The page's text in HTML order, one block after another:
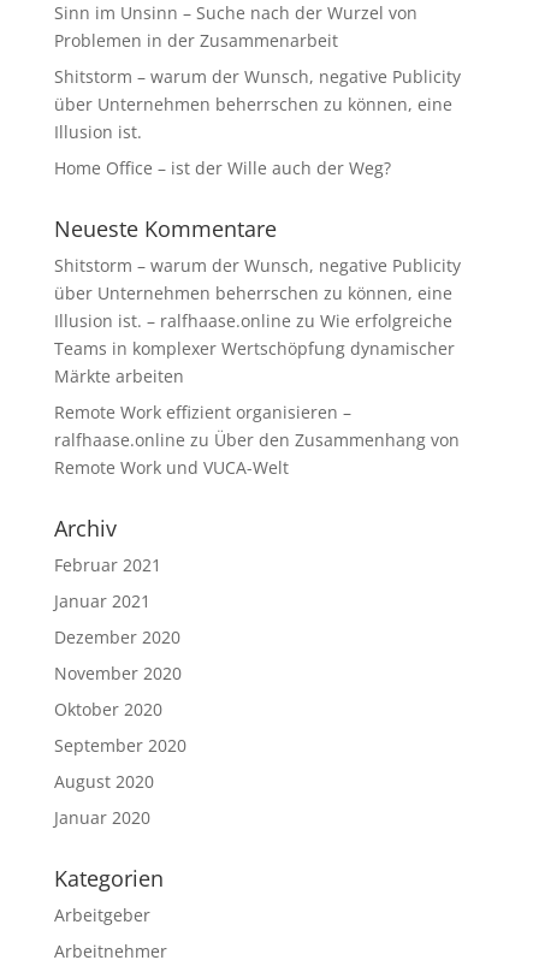
Sinn im Unsinn – Suche nach der Wurzel von
Problemen in der Zusammenarbeit
Shitstorm – warum der Wunsch, negative Publicity
über Unternehmen beherrschen zu können, eine
Illusion ist.
Home Office – ist der Wille auch der Weg?
Neueste Kommentare
Shitstorm – warum der Wunsch, negative Publicity
über Unternehmen beherrschen zu können, eine
Illusion ist. – ralfhaase.online zu Wie erfolgreiche
Teams in komplexer Wertschöpfung dynamischer
Märkte arbeiten
Remote Work effizient organisieren –
ralfhaase.online zu Über den Zusammenhang von
Remote Work und VUCA-Welt
Archiv
Februar 2021
Januar 2021
Dezember 2020
November 2020
Oktober 2020
September 2020
August 2020
Januar 2020
Kategorien
Arbeitgeber
Arbeitnehmer